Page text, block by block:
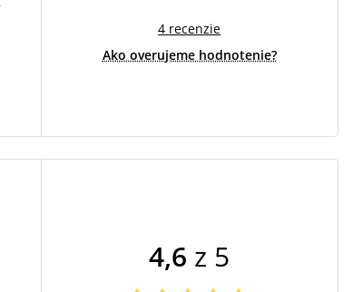
4 recenzie
Ako overujeme hodnotenie?
4,6 z 5